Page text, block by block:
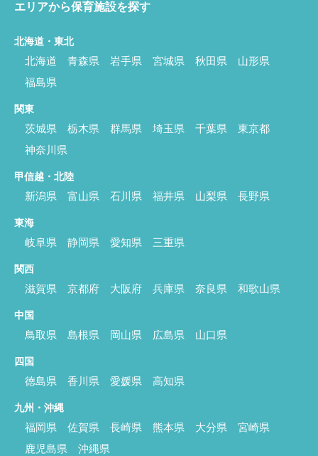
エリアから保育施設を探す
北海道・東北
北海道 青森県 岩手県 宮城県 秋田県
山形県
福島県
関東
茨城県 栃木県 群馬県 埼玉県 千葉県
東京都
神奈川県
甲信越・北陸
新潟県 富山県 石川県 福井県 山梨県 長野県
東海
岐阜県 静岡県 愛知県 三重県
関西
滋賀県 京都府 大阪府 兵庫県 奈良県 和歌山県
中国
鳥取県 島根県 岡山県 広島県 山口県
四国
徳島県 香川県 愛媛県 高知県
九州・沖縄
福岡県 佐賀県 長崎県 熊本県 大分県
宮崎県
鹿児島県
沖縄県